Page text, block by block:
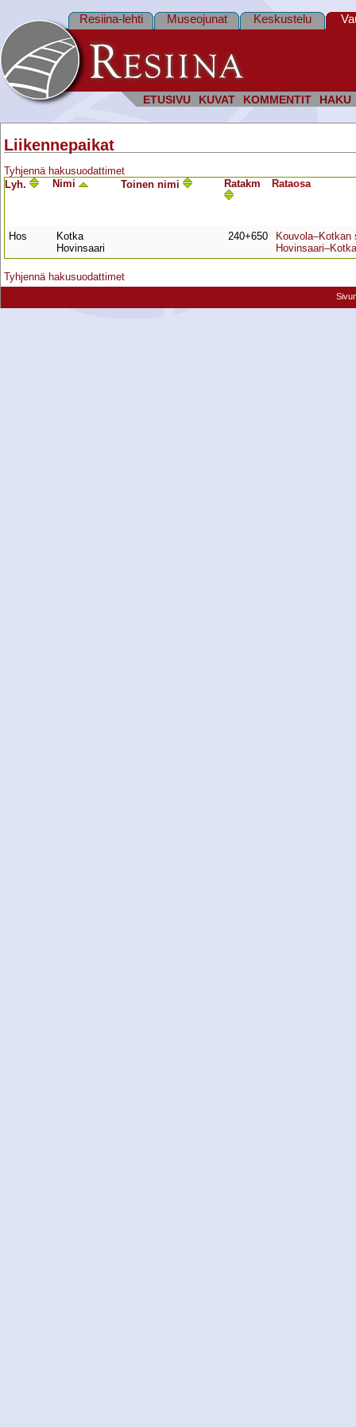
ETUSIVU KUVAT KOMMENTIT HAKU
Resiina-lehti Museojunat Keskustelu
Liikennepaikat
Tyhjennä hakusuodattimet
Lyh.
Nimi Toinen nimi Ratakm Rata­osa
Hos
Kotka
Hovinsaari
240+650
Kouvola–Kotkan
Tyhjennä hakusuodattimet